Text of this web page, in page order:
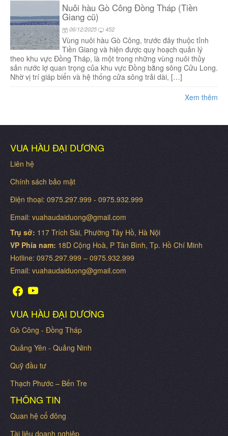
Nuôi hàu Gò Công Đồng Tháp (Tiền
Giang cũ)
06/12/2025 452
Vùng nuôi hàu Gò Công, trước đây thuộc tỉnh
Tiền Giang và hiện được quy hoạch quản lý
theo khu vực Đồng Tháp, là một trong những vùng nuôi thủy
sản nước lợ quan trọng của khu vực Đồng bằng sông Cửu Long.
Nhờ vị trí giáp biển và hệ thống cửa sông trải dài, […]
Xem thêm
VUA HÀU ĐẠI DƯƠNG
Liên hệ
Chính sách bảo mật
Điện thoại: 0975.297.999 - 0975.932.999
Email: vuahaudaiduong@gmail.com
Trụ sở: 117 Trích Sài, Phường Tây Hồ, Hà Nội
VP Phía nam: 18D Cộng Hoà, P Tân Bình, Tp. Hồ Chí Minh
Hotline: 0975.297.999 – 0975.932.999
Email: vuahaudaiduong@gmail.com
VUA HÀU ĐẠI DƯƠNG
Gò Công - Đồng Tháp
Quảng Yên - Quảng Ninh
Quỹ đầu tư
Thạch Phước – Bến Tre
THÔNG TIN
Quan hệ cổ đông
Tài liệu doanh nghiệp